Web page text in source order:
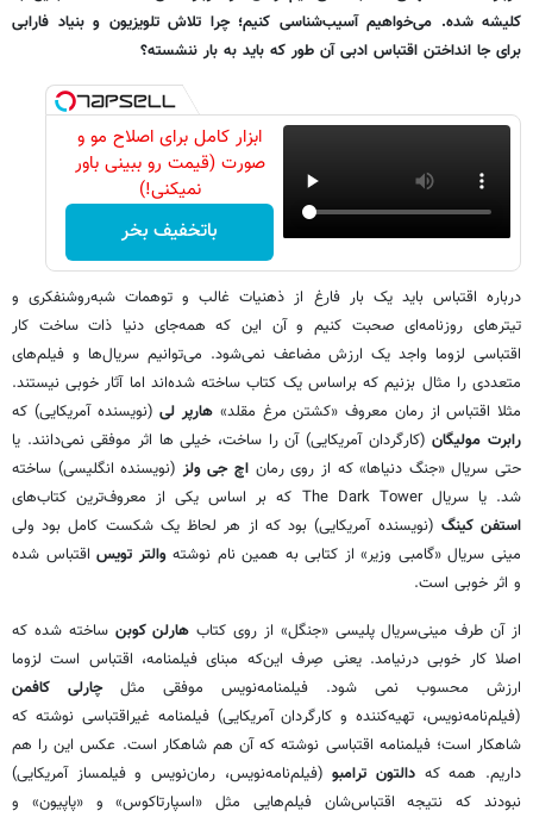
کلیشه شده. می‌خواهیم آسیب‌شناسی کنیم؛ چرا تلاش تلویزیون و بنیاد فارابی
برای جا انداختن اقتباس ادبی آن طور که باید به بار ننشسته؟
ابزار کامل برای اصلاح مو و
صورت (قیمت رو ببینی باور
نمیکنی!)
باتخفیف بخر
درباره اقتباس باید یک بار فارغ از ذهنیات غالب و توهمات شبه‌روشنفکری و
تیترهای روزنامه‌ای صحبت کنیم و آن این که همه‌جای دنیا ذات ساخت کار
اقتباسی لزوما واجد یک ارزش مضاعف نمی‌شود. می‌توانیم سریال‌ها و فیلم‌های
متعددی را مثال بزنیم که براساس یک کتاب ساخته شده‌اند اما آثار خوبی نیستند.
مثلا اقتباس از رمان معروف «کشتن مرغ مقلد» هارپر لی(نویسنده آمریکایی) که
رابرت مولیگان(کارگردان آمریکایی) آن را ساخت، خیلی ها اثر موفقی نمی‌دانند. یا
حتی سریال «جنگ دنیاها» که از روی رمان اچ جی ولز (نویسنده انگلیسی) ساخته
شد. یا سریال The Dark Tower که بر اساس یکی از معروف‌ترین کتاب‌های
استفن کینگ (نویسنده آمریکایی) بود که از هر لحاظ یک شکست کامل بود ولی
مینی سریال «گامبی وزیر» از کتابی به همین نام نوشتهوالتر تویساقتباس شده
و اثر خوبی است.
از آن طرف مینی‌سریال پلیسی «جنگل» از روی کتاب هارلن کوبن ساخته شده که
اصلا کار خوبی درنیامد. یعنی صِرف این‌که مبنای فیلمنامه، اقتباس است لزوما
ارزش محسوب نمی شود. فیلمنامه‌نویس موفقی مثلچارلی کافمن
(فیلم‌نامه‌نویس، تهیه‌کننده و کارگردان آمریکایی) فیلمنامه غیراقتباسی نوشته که
شاهکار است؛ فیلمنامه اقتباسی نوشته که آن هم شاهکار است. عکس این را هم
داریم. همه که دالتون ترامبو (فیلم‌نامه‌نویس، رمان‌نویس و فیلمساز آمریکایی)
نبودند که نتیجه اقتباس‌شان فیلم‌هایی مثل «اسپارتاکوس» و «پاپیون» و